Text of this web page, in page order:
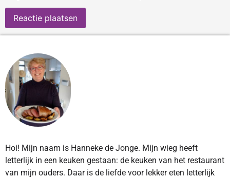
Hoi! Mijn naam is Hanneke de Jonge. Mijn wieg heeft
letterlijk in een keuken gestaan: de keuken van het restaurant
van mijn ouders. Daar is de liefde voor lekker eten letterlijk